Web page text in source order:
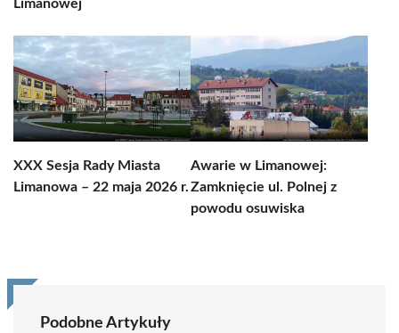
Limanowej
XXX Sesja Rady Miasta
Limanowa – 22 maja 2026 r.
Awarie w Limanowej:
Zamknięcie ul. Polnej z
powodu osuwiska
Podobne Artykuły